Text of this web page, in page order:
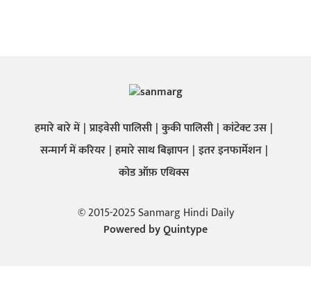
हमारे बारे में प्राइवेसी पालिसी कुकी पालिसी कांटेक्ट उस
सन्मार्ग में करियर हमारे साथ बिज्ञापन इतर इनफार्मेशन
कोड ऑफ़ एथिक्स
© 2015-2025 Sanmarg Hindi Daily
Powered byQuintype